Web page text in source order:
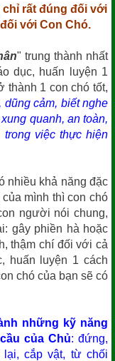
chỉ rất đúng đối với
với Con Chó.
" trung thành nhất
dục, huấn luyện 1
thành 1 con chó tốt,
dũng cảm, biết nghe
quanh, an toàn,
việc thực hiện
khả năng đặc
mình thì con chó
người nói chung,
gây phiền hà hoặc
thậm chí đối với cả
huấn luyện 1 cách
chó của bạn sẽ có
những kỹ năng
của Chủ: đứng,
lại, cắp vật, từ chối